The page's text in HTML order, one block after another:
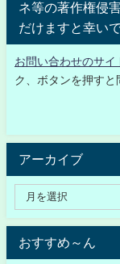
ネ等の著作権侵
だけますと幸いで
お問い合わせのサイ
ク、ボタンを押す
アーカイブ
おすすめ～ん